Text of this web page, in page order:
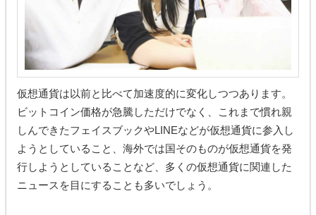
仮想通貨は以前と比べて加速度的に変化しつつあります。
ビットコイン価格が急騰しただけでなく、これまで慣れ親
しんできたフェイスブックやLINEなどが仮想通貨に参入し
ようとしていること、海外では国そのものが仮想通貨を発
行しようとしていることなど、多くの仮想通貨に関連した
ニュースを目にすることも多いでしょう。